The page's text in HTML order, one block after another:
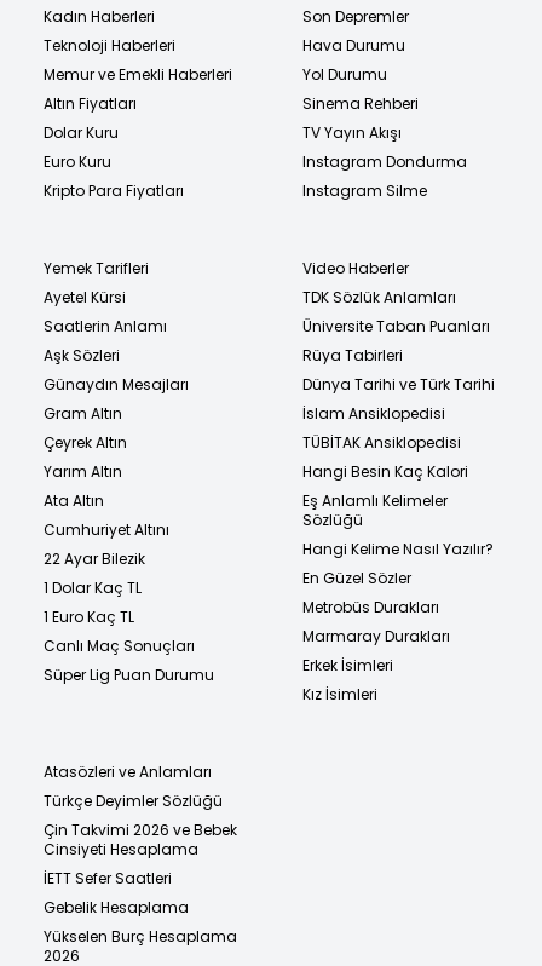
Kadın Haberleri
Teknoloji Haberleri
Memur ve Emekli Haberleri
Altın Fiyatları
Dolar Kuru
Euro Kuru
Kripto Para Fiyatları
Son Depremler
Hava Durumu
Yol Durumu
Sinema Rehberi
TV Yayın Akışı
Instagram Dondurma
Instagram Silme
Yemek Tarifleri
Ayetel Kürsi
Saatlerin Anlamı
Aşk Sözleri
Günaydın Mesajları
Gram Altın
Çeyrek Altın
Yarım Altın
Ata Altın
Cumhuriyet Altını
22 Ayar Bilezik
1 Dolar Kaç TL
1 Euro Kaç TL
Canlı Maç Sonuçları
Süper Lig Puan Durumu
Video Haberler
TDK Sözlük Anlamları
Üniversite Taban Puanları
Rüya Tabirleri
Dünya Tarihi ve Türk Tarihi
İslam Ansiklopedisi
TÜBİTAK Ansiklopedisi
Hangi Besin Kaç Kalori
Eş Anlamlı Kelimeler
Sözlüğü
Hangi Kelime Nasıl Yazılır?
En Güzel Sözler
Metrobüs Durakları
Marmaray Durakları
Erkek İsimleri
Kız İsimleri
Atasözleri ve Anlamları
Türkçe Deyimler Sözlüğü
Çin Takvimi 2026 ve Bebek
Cinsiyeti Hesaplama
İETT Sefer Saatleri
Gebelik Hesaplama
Yükselen Burç Hesaplama
2026